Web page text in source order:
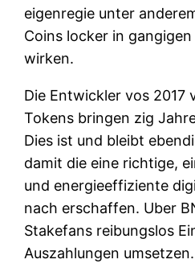
eigenregie unter
Coins locker in
wirken.
Die Entwickler vos 2017
Tokens bringen zig
Dies ist und bleibt
damit die eine richtige,
und energieeffiziente
nach erschaffen. Uber
Stakefans reibungslos
Auszahlungen umsetzen.